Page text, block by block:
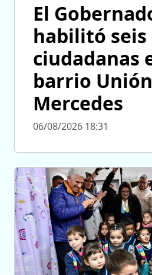
El
habilitó seis
ciudadanas
barrio
Mercedes
06/08/2026 18:31